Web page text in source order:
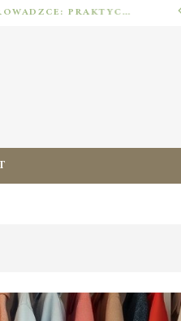
JAK URZĄDZIĆ MIESZKANIE PO PRZEPROWADZCE: PRAKTYCZNY PLAN OD ROZPAKOWANIA DO PRZYTULNEJ PRZESTRZENI